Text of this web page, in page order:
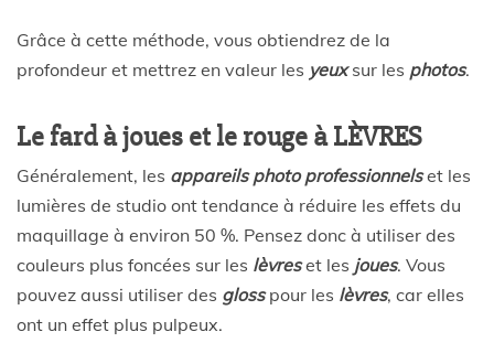
Grâce à cette méthode, vous obtiendrez de la
profondeur et mettrez en valeur les yeuxsur les photos.
Le fard à joues et le rouge à LÈVRES
Généralement, les appareils photo professionnelset les
lumières de studio ont tendance à réduire les effets du
maquillage à environ 50 %. Pensez donc à utiliser des
couleurs plus foncées sur les lèvreset les joues. Vous
pouvez aussi utiliser des glosspour les lèvres, car elles
ont un effet plus pulpeux.